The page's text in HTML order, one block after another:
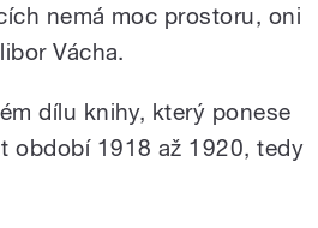
nemá moc prostoru, oni
Vácha.
dílu knihy, který ponese
období 1918 až 1920, tedy